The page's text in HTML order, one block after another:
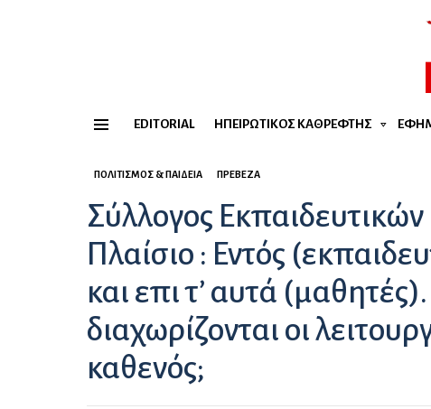
EDITORIAL ΗΠΕΙΡΏΤΙΚΟΣ ΚΑΘΡΈΦΤΗΣ
ΠΟΛΙΤΙΣΜΌΣ & ΠΑΙΔΕΊΑ ΠΡΈΒΕΖΑ
Σύλλογος
Πλαίσιο : Εντός
και επι τ’ αυτά
διαχωρίζονται οι
καθενός;